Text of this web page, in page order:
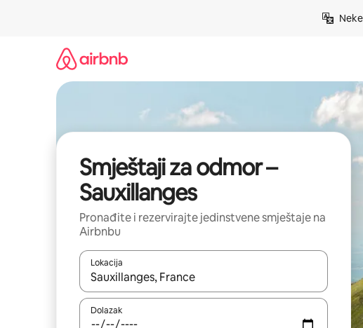
Smještaji za odmor –
Sauxillanges
Pronađite i rezervirajte jedinstvene smještaje na
Airbnbu
Lokacija
Kada budu dostupni rezultati, moći ćete ih pregledati
Dolazak